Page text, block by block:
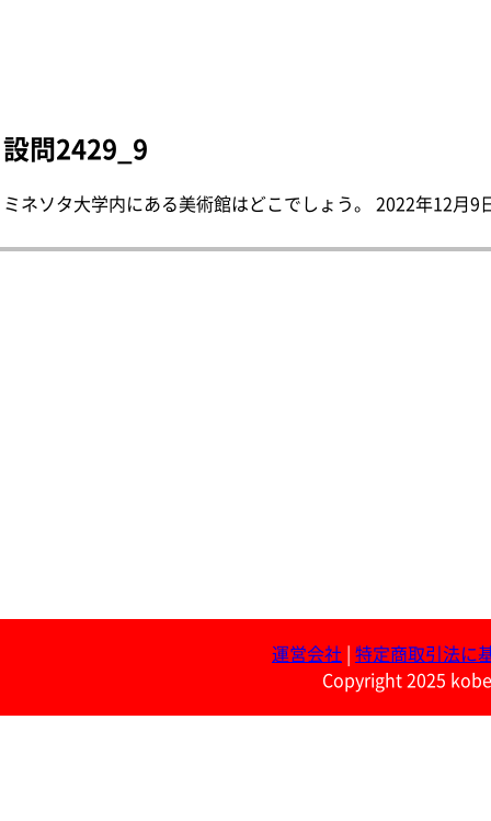
設問2429_9
ミネソタ大学内にある美術館はどこでしょう。 2022年12月9
運営会社
特定商取引法に
Copyright 2025